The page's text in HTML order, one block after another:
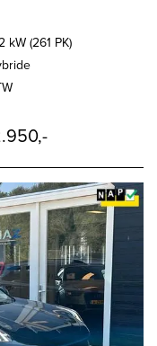
kW (261 PK)